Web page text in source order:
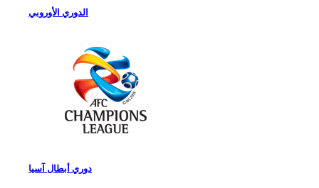
الدوري الأوروبي
دوري أبطال آسيا